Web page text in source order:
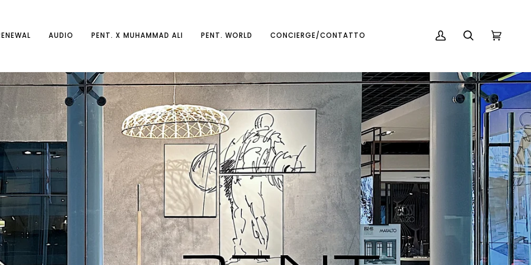
AUDIO PENT. X MUHAMMAD ALI PENT. WORLD CONCIERGE/CONTATTO
IL
CERCA CARRELLO